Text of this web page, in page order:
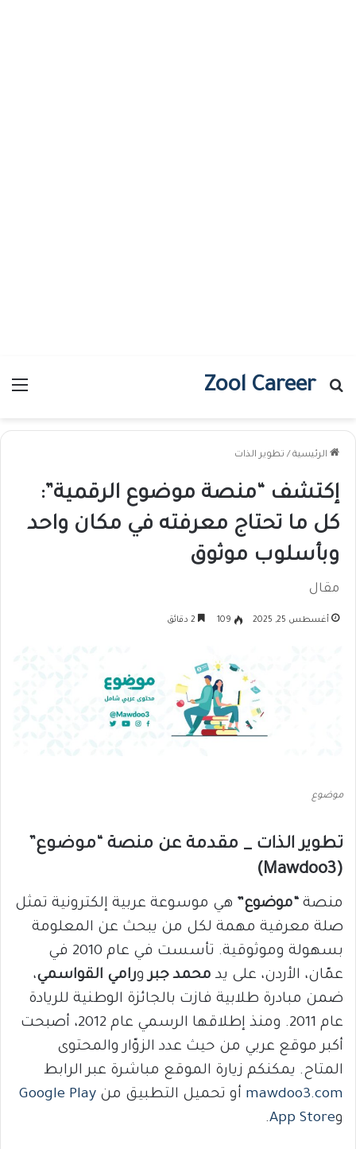
Zool Career
بحث عن
الرئيسية / تطوير الذات
إكتشف “منصة موضوع الرقمية”:
كل ما تحتاج معرفته في مكان واحد
وبأسلوب موثوق
مقال
أغسطس 25, 2025 109
موضوع
تطوير الذات _ مقدمة عن منصة “موضوع”
(Mawdoo3)
منصة “موضوع” هي موسوعة عربية إلكترونية تمثل
صلة معرفية مهمة لكل من يبحث عن المعلومة
بسهولة وموثوقية. تأسست في عام 2010 في
عمّان، الأردن، على يد محمد جبرورامي القواسمي،
ضمن مبادرة طلابية فازت بالجائزة الوطنية للريادة
عام 2011. ومنذ إطلاقها الرسمي عام 2012، أصبحت
أكبر موقع عربي من حيث عدد الزوّار والمحتوى
المتاح. يمكنكم زيارة الموقع مباشرة عبر الرابط
mawdoo3.com أو تحميل التطبيق من Google Play
وApp Store
.